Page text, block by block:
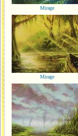
Mirage
Mirage